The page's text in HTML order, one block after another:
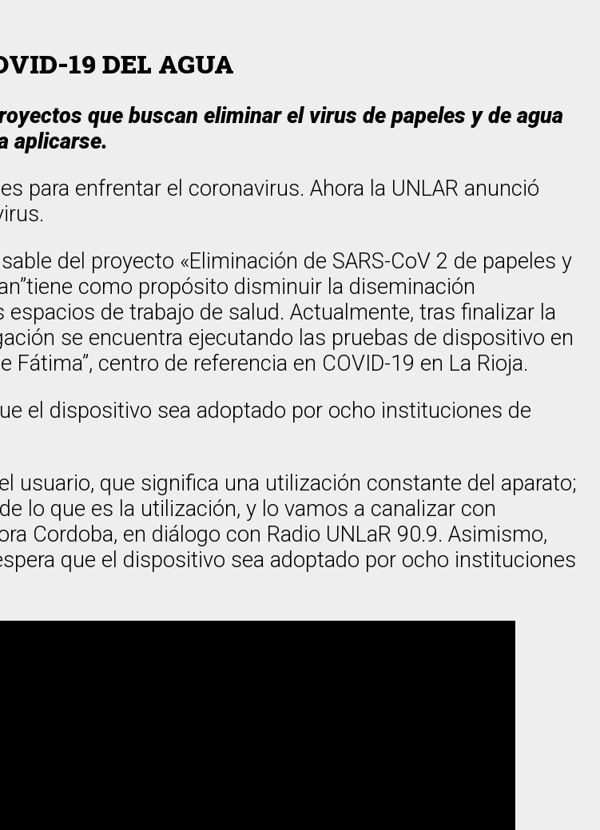
19 DEL AGUA
que buscan eliminar el virus de papeles y de agua
aplicarse.
para enfrentar el coronavirus. Ahora la UNLAR anunció
del proyecto «Eliminación de SARS-CoV 2 de papeles y
como propósito disminuir la diseminación
de trabajo de salud. Actualmente, tras finalizar la
se encuentra ejecutando las pruebas de dispositivo en
centro de referencia en COVID-19 en La Rioja.
el dispositivo sea adoptado por ocho instituciones de
usuario, que significa una utilización constante del aparato;
lo que es la utilización, y lo vamos a canalizar con
Cordoba, en diálogo con Radio UNLaR 90.9. Asimismo,
que el dispositivo sea adoptado por ocho instituciones